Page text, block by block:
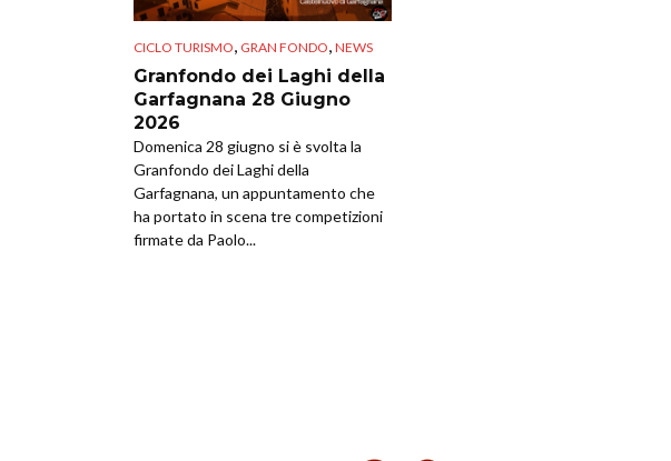
CICLO TURISMO GRAN FONDO NEWS
Granfondo dei Laghi della
Garfagnana 28 Giugno
2026
Domenica 28 giugno si è svolta la
Granfondo dei Laghi della
Garfagnana, un appuntamento che
ha portato in scena tre competizioni
firmate da Paolo...